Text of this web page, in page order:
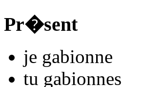
Pr�sent
je gabionne
tu gabionnes